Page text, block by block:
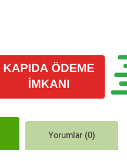
Yorumlar (0)